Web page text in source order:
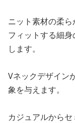
ニット素材の柔
フィットする細
します。
Vネックデザイン
象を与えます。
カジュアルから